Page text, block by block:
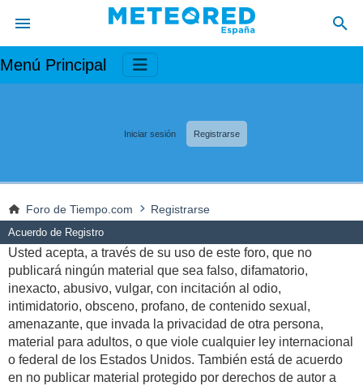
Menú Principal
Iniciar sesión Registrarse
Foro de Tiempo.com Registrarse
Acuerdo de Registro
Usted acepta, a través de su uso de este foro, que no
publicará ningún material que sea falso, difamatorio,
inexacto, abusivo, vulgar, con incitación al odio,
intimidatorio, obsceno, profano, de contenido sexual,
amenazante, que invada la privacidad de otra persona,
material para adultos, o que viole cualquier ley internacional
o federal de los Estados Unidos. También está de acuerdo
en no publicar material protegido por derechos de autor a